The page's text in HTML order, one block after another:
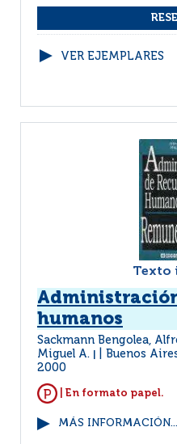
VER EJEMPLARES
Texto
humanos
Sackmann Bengolea,
Miguel A.
Buenos
2000
| En formato papel.
MÁS INFORMACIÓN...